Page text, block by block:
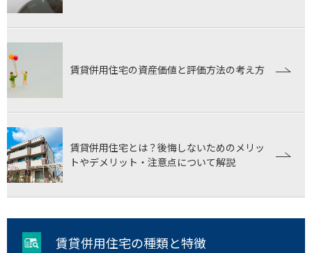
賃貸併用住宅の資産価値と評価方法の考え方
賃貸併用住宅とは？後悔しないためのメリッ
トやデメリット・注意点について解説
賃貸併用住宅の種類と特徴